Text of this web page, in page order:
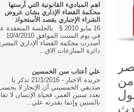
اهم المباديء القانونية التي أرستها
محكمة القضاء الإداري بشان عروض
الشراء الإجباري بقصد الأستحواذ
16 مايو 2010 § بالجلسة المنعقدة
في يوم السبت الموافق 10/4/2010
أصدرت محكمة القضاء الإداري
دائرة المنازعات الاق...
علي أعتاب سن الخمسين
جريدة الاخبار - 21/1/2016 تذكر يا
صديقي الخمسيني أن الإنجاز لا
بعدد سنين العمر، فحياة الإنسان لا
بالسنين وإنما بقدرته علي...